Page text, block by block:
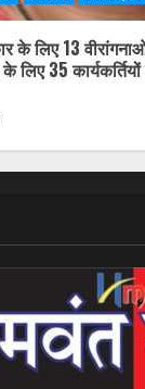
के लिए 13
के लिए 35